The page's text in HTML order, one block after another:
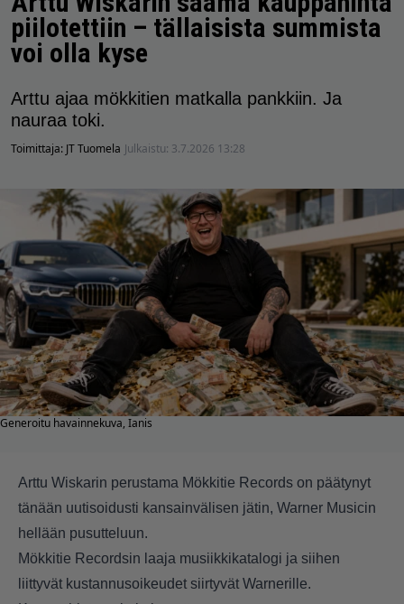
piilotettiin – tällaisista summista
voi olla kyse
Arttu ajaa mökkitien matkalla pankkiin. Ja
nauraa toki.
Toimittaja: JT Tuomela Julkaistu: 3.7.2026 13:28
Generoitu havainnekuva, Ianis
Arttu Wiskarin perustama Mökkitie Records on päätynyt
tänään uutisoidusti kansainvälisen jätin, Warner Musicin
hellään pusutteluun.
Mökkitie Recordsin laaja musiikkikatalogi ja siihen
liittyvät kustannusoikeudet siirtyvät Warnerille.